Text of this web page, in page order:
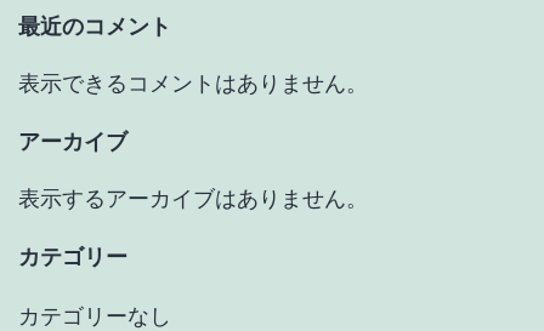
最近のコメント
表示できるコメントはありません。
アーカイブ
表示するアーカイブはありません。
カテゴリー
カテゴリーなし